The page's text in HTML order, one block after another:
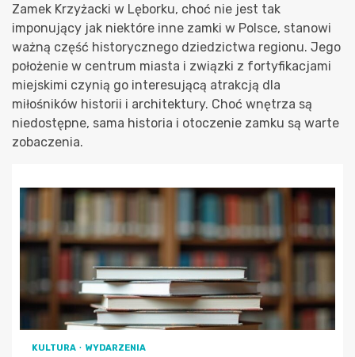
Zamek Krzyżacki w Lęborku, choć nie jest tak
imponujący jak niektóre inne zamki w Polsce, stanowi
ważną część historycznego dziedzictwa regionu. Jego
położenie w centrum miasta i związki z fortyfikacjami
miejskimi czynią go interesującą atrakcją dla
miłośników historii i architektury. Choć wnętrza są
niedostępne, sama historia i otoczenie zamku są warte
zobaczenia.
KULTURA WYDARZENIA